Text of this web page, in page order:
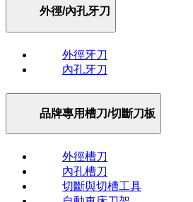
外徑/內孔牙刀
外徑牙刀
內孔牙刀
品牌專用槽刀/切斷刀板
外徑槽刀
內孔槽刀
切斷與切槽工具